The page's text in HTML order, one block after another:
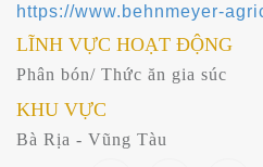
https://www.behnmeyer-
LĨNH VỰC HOẠT ĐỘNG
Phân bón/ Thức ăn gia súc
KHU VỰC
Bà Rịa - Vũng Tàu